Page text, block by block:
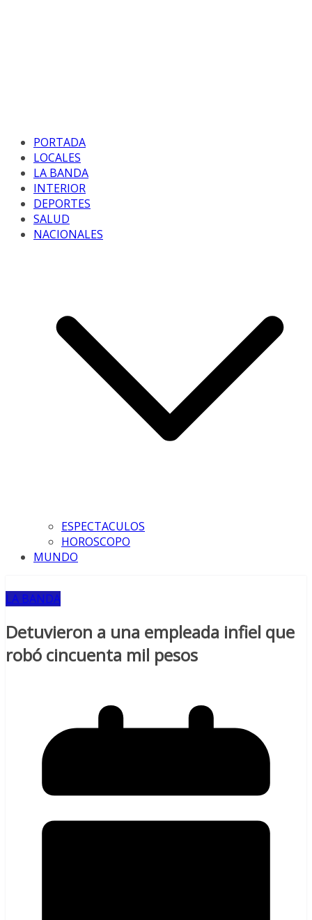
PORTADA
LOCALES
LA BANDA
INTERIOR
DEPORTES
SALUD
NACIONALES
ESPECTACULOS
HOROSCOPO
MUNDO
LA BANDA
Detuvieron a una empleada infiel que
robó cincuenta mil pesos